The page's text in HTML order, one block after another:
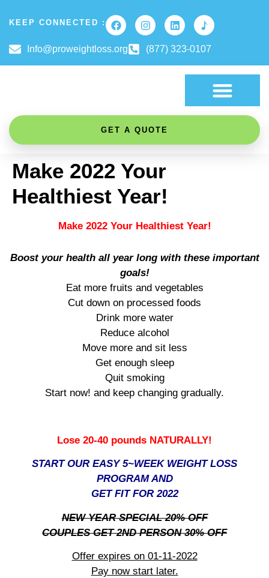
Info@proweightloss.org (877) 323-0107
KEEP CONNECTED :
GET A QUOTE
Make 2022 Your
Healthiest Year!
Make 2022 Your Healthiest Year!
Boost your health all year long with these important
goals!
Eat more fruits and vegetables
Cut down on processed foods
Drink more water
Reduce alcohol
Move more and sit less
Get enough sleep
Quit smoking
Start now! and keep changing gradually.
Lose 20-40 pounds NATURALLY!
START OUR EASY 5~WEEK WEIGHT LOSS
PROGRAM AND
GET FIT FOR 2022
NEW YEAR SPECIAL 20% OFF
COUPLES GET 2ND PERSON 30% OFF
Offer expires on 01-11-2022
Pay now start later.